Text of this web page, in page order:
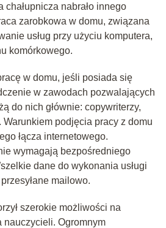
chałupnicza nabrało innego
zarobkowa w domu, związana
usług przy użyciu komputera,
komórkowego.
w domu, jeśli posiada się
w zawodach pozwalających
do nich głównie: copywriterzy,
Warunkiem podjęcia pracy z domu
łącza internetowego.
wymagają bezpośredniego
dane do wykonania usługi
mailowo.
szerokie możliwości na
nauczycieli. Ogromnym